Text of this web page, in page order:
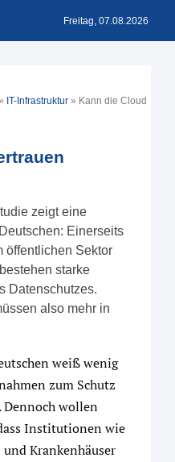
Freitag, 07.08.2026
IT-Infrastruktur » Kann die Cloud
zeigt eine
Einerseits
öffentlichen Sektor
starke
Datenschutzes.
also mehr in
weiß wenig
zum Schutz
wollen
Institutionen wie
Krankenhäuser